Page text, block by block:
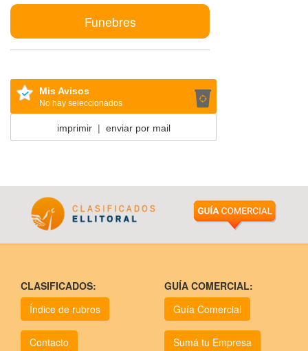
Funebres
Mis Avisos
No hay seleccionados
imprimir| enviar por mail
CLASIFICADOS:
Índice de rubros
Contacto
GUÍA COMERCIAL:
Guía Comercial
Sumá tu Empresa